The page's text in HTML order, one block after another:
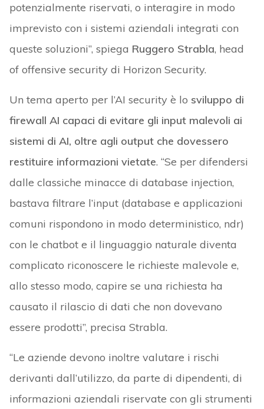
potenzialmente riservati, o interagire in modo
imprevisto con i sistemi aziendali integrati con
queste soluzioni”, spiega Ruggero Strabla, head
of offensive security di Horizon Security.
Un tema aperto per l’AI security è lo sviluppo di
firewall AI capaci di evitare gli input malevoli ai
sistemi di AI, oltre agli output che dovessero
restituire informazioni vietate. “Se per difendersi
dalle classiche minacce di database injection,
bastava filtrare l’input (database e applicazioni
comuni rispondono in modo deterministico, ndr)
con le chatbot e il linguaggio naturale diventa
complicato riconoscere le richieste malevole e,
allo stesso modo, capire se una richiesta ha
causato il rilascio di dati che non dovevano
essere prodotti”, precisa Strabla.
“Le aziende devono inoltre valutare i rischi
derivanti dall’utilizzo, da parte di dipendenti, di
informazioni aziendali riservate con gli strumenti